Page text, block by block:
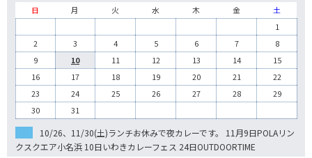
日
月 火 水 木 金
土
1
2
3 4 5 6 7
8
9
10 11 12 13 14
15
16
17 18 19 20 21
22
23
24 25 26 27 28
29
30
31
10/26、11/30(土)ランチお休みで夜カレーです。 11月9日POLAリン
クスクエア小名浜 10日いわきカレーフェス 24日OUTDOORTIME